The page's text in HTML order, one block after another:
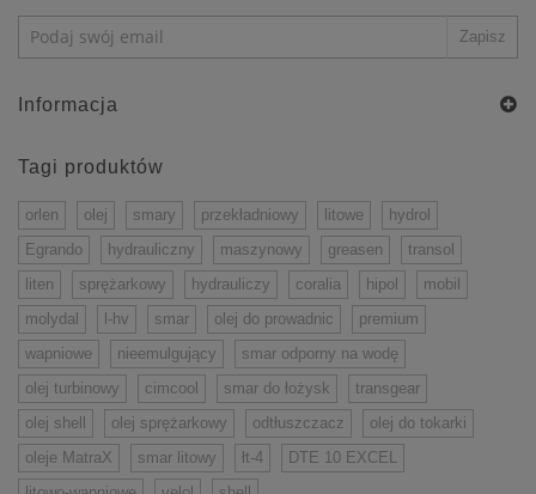
Informacja
Tagi produktów
orlen olej smary przekładniowy litowe
hydrol
Egrando
hydrauliczny maszynowy greasen
transol
liten
sprężarkowy hydrauliczy coralia hipol
mobil
molydal
l-hv smar olej do prowadnic
premium
wapniowe
nieemulgujący
smar odporny na wodę
olej turbinowy
cimcool smar do łożysk
transgear
olej shell
olej sprężarkowy odtłuszczacz
olej do tokarki
oleje MatraX
smar litowy łt-4
DTE 10 EXCEL